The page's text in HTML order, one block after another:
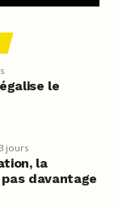
le
jours
la
davantage